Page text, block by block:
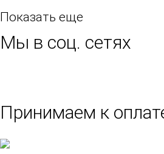
Показать еще
Мы в соц. сетях
Принимаем к